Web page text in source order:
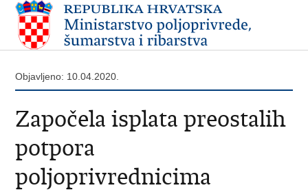
Objavljeno: 10.04.2020.
Započela isplata preostalih
potpora
poljoprivrednicima